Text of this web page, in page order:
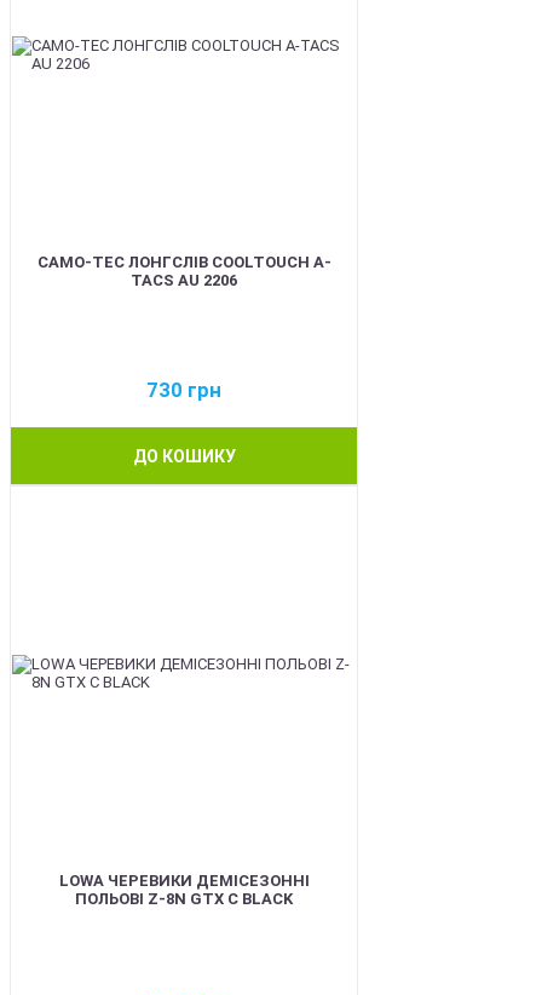
CAMO-TEC ЛОНГСЛІВ COOLTOUCH A-
TACS AU 2206
730 грн
ДО КОШИКУ
LOWA ЧЕРЕВИКИ ДЕМІСЕЗОННІ
ПОЛЬОВІ Z-8N GTX C BLACK